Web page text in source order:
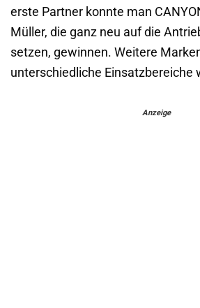
erste Partner konnte man
Müller, die ganz neu auf die
setzen, gewinnen. Weitere
unterschiedliche Einsatzbereiche
Anzeige